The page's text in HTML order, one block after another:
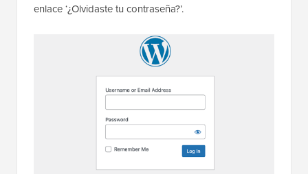
enlace ‘¿Olvidaste tu contraseña?’.